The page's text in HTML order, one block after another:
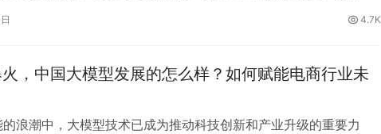
，提供精准的预测和决策支持。这些…
4.7K
，中国大模型发展的怎么样？如何赋能电商行业未
浪潮中，大模型技术已成为推动科技创新和产业升级的重要力